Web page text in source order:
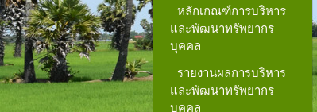
หลักเกณฑ์การบริหาร
และพัฒนาทรัพยากร
บุคคล
รายงานผลการบริหาร
และพัฒนาทรัพยากร
บุคคล